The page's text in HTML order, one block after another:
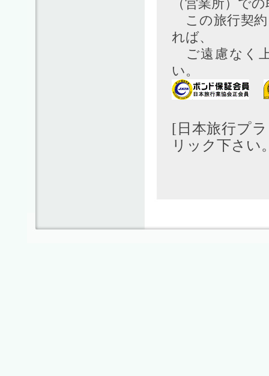
（営業所）で
この旅行契約
れば、
ご遠慮なく
い。
[日本旅行プ
リック下さい